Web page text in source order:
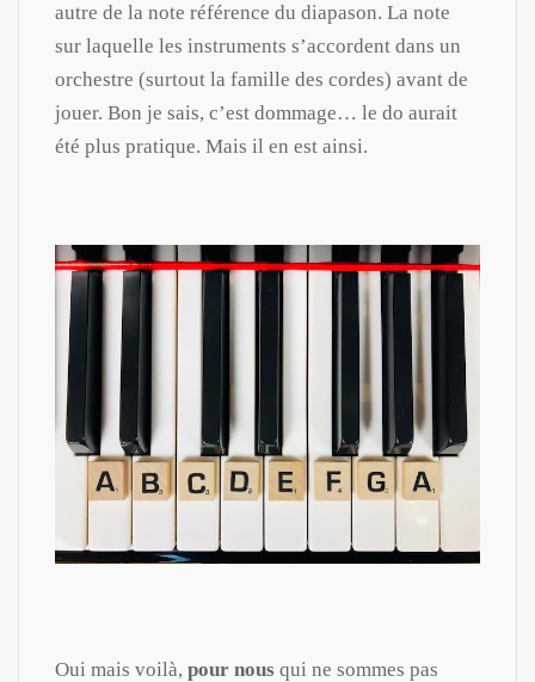
autre de la note référence du diapason. La note
sur laquelle les instruments s’accordent dans un
orchestre (surtout la famille des cordes) avant de
jouer. Bon je sais, c’est dommage… le do aurait
été plus pratique. Mais il en est ainsi.
Oui mais voilà, pour nous qui ne sommes pas